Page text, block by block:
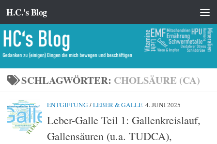
Zum Inhalt springen
H.C.'s Blog
SCHLAGWÖRTER: CHOLSÄURE (CA)
ENTGIFTUNG /LEBER & GALLE 4. JUNI 2025
Leber-Galle Teil 1: Gallenkreislauf,
Gallensäuren (u.a. TUDCA),